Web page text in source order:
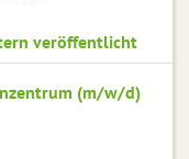
veröffentlicht
(m/w/d)